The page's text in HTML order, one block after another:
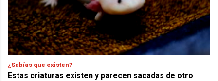
¿Sabías que existen?
Estas criaturas existen y parecen sacadas de otro